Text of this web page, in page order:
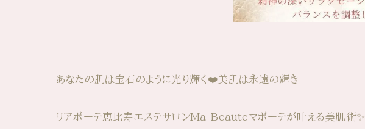
あなたの肌は宝石のように光り輝く❤️美肌は永遠の輝き
リアボーテ恵比寿エステサロンMa-Beauteマボーテが叶える美肌術✨